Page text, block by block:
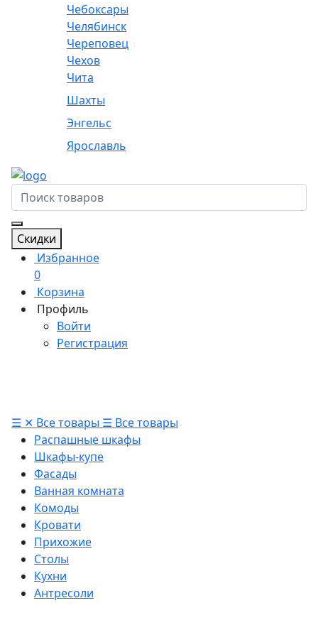
Чебоксары
Челябинск
Череповец
Чехов
Чита
Шахты
Энгельс
Ярославль
Скидки
Избранное
0
Корзина
Профиль
Войти
Регистрация
☰ ✕ Все товары ☰ Все товары
Распашные шкафы
Шкафы-купе
Фасады
Ванная комната
Комоды
Кровати
Прихожие
Столы
Кухни
Антресоли